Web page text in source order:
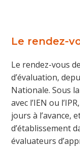
Le rendez-
Le rendez-vous
d’évaluation,
Nationale. Sous
avec l’IEN ou
jours à l’avance,
d’établissement
évaluateurs